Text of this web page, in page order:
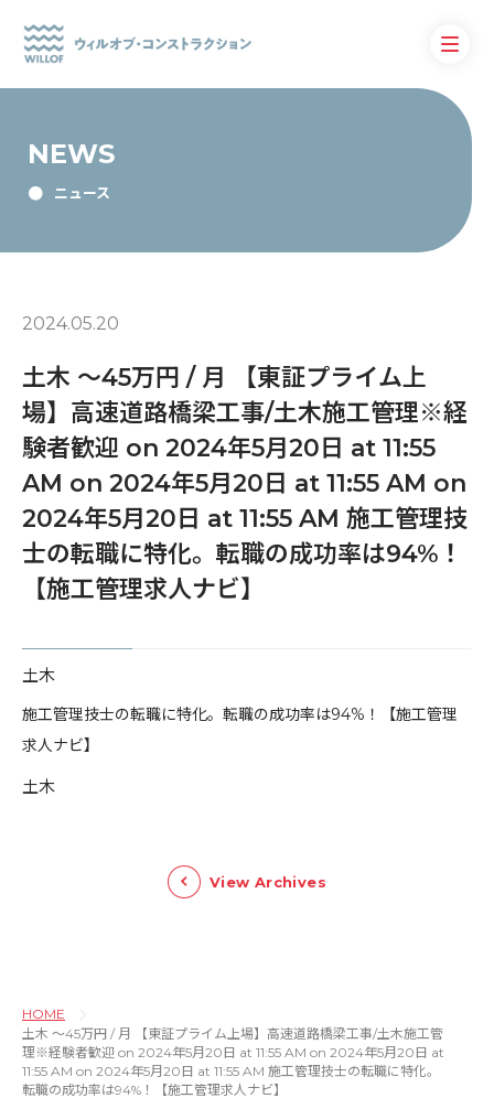
NEWS
ニュース
2024.05.20
土木 〜45万円 / 月 【東証プライム上
場】高速道路橋梁工事/土木施工管理※経
験者歓迎 on 2024年5月20日 at 11:55
AM on 2024年5月20日 at 11:55 AM on
2024年5月20日 at 11:55 AM 施工管理技
士の転職に特化。転職の成功率は94%！
【施工管理求人ナビ】
土木
​施工管理技士の転職に特化。転職の成功率は94%！【施工管理
求人ナビ】
土木
View Archives
HOME
土木 〜45万円 / 月 【東証プライム上場】高速道路橋梁工事/土木施工管
理※経験者歓迎 on 2024年5月20日 at 11:55 AM on 2024年5月20日 at
11:55 AM on 2024年5月20日 at 11:55 AM 施工管理技士の転職に特化。
転職の成功率は94%！【施工管理求人ナビ】